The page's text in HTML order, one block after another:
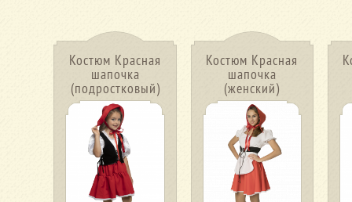
Костюм Красная
шапочка
(подростковый)
Костюм Красная
шапочка
(женский)